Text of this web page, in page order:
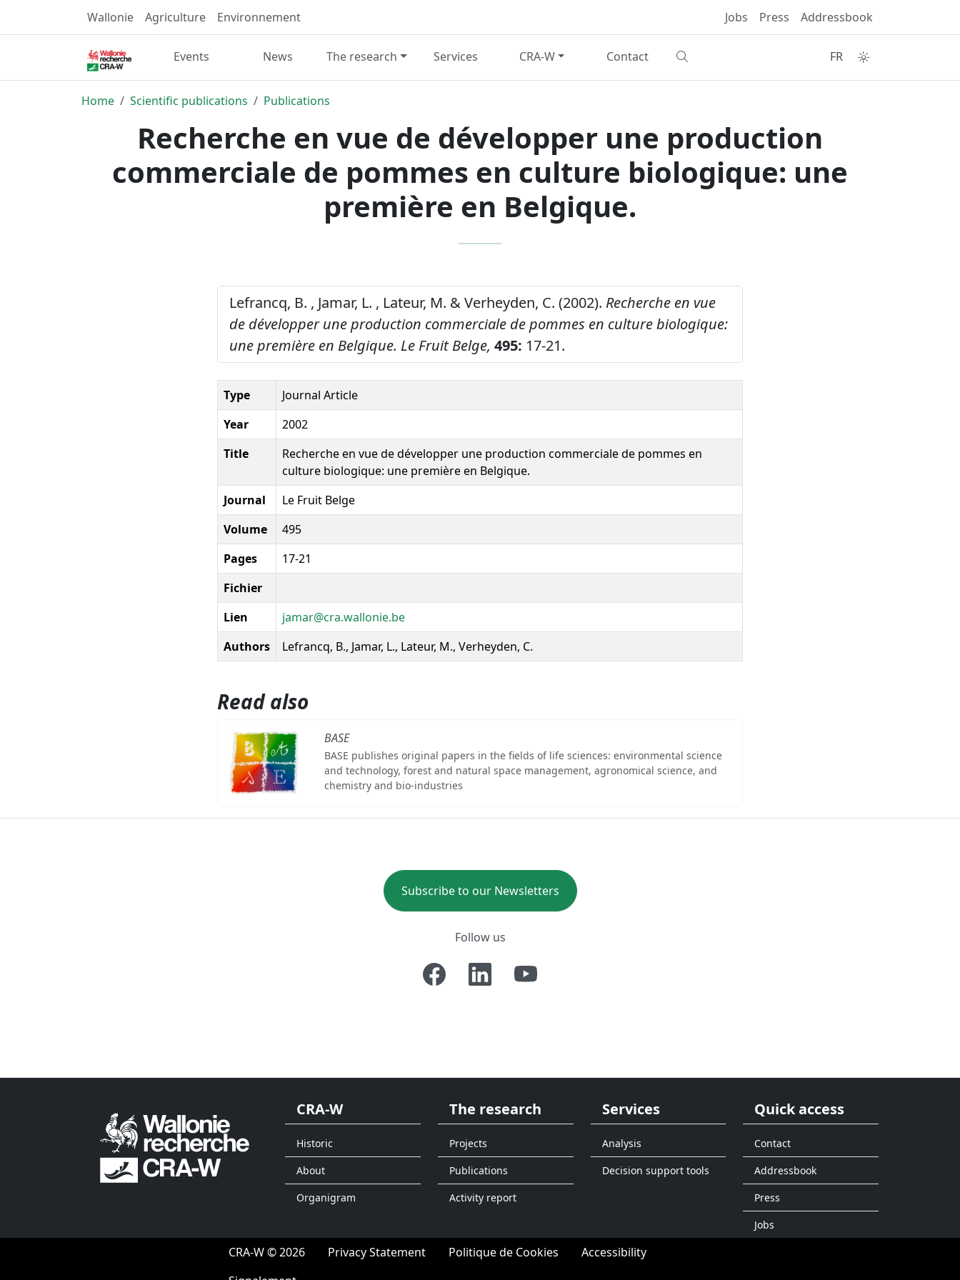
Wallonie Agriculture Environnement Jobs Press Addressbook
Events News The research Services CRA-W Contact FR
Home Scientific publications Publications
Recherche en vue de développer une production
commerciale de pommes en culture biologique: une
première en Belgique.
Lefrancq, B. , Jamar, L. , Lateur, M. & Verheyden, C. (2002). Recherche en vue
de développer une production commerciale de pommes en culture biologique:
une première en Belgique. Le Fruit Belge, 495: 17-21.
Type
Journal Article
Year
2002
Title
Recherche en vue de développer une production commerciale de pommes en
culture biologique: une première en Belgique.
Journal
Le Fruit Belge
Volume
495
Pages
17-21
Fichier
Lien
jamar@cra.wallonie.be
Authors
Lefrancq, B., Jamar, L., Lateur, M., Verheyden, C.
Read also
BASE
BASE publishes original papers in the fields of life sciences: environmental science
and technology, forest and natural space management, agronomical science, and
chemistry and bio-industries
Subscribe to our Newsletters
Follow us
CRA-W
Historic
About
Organigram
The research
Projects
Publications
Activity report
Services
Analysis
Decision support tools
Quick access
Contact
Addressbook
Press
Jobs
CRA-W © 2026 Privacy Statement Politique de Cookies
Accessibility